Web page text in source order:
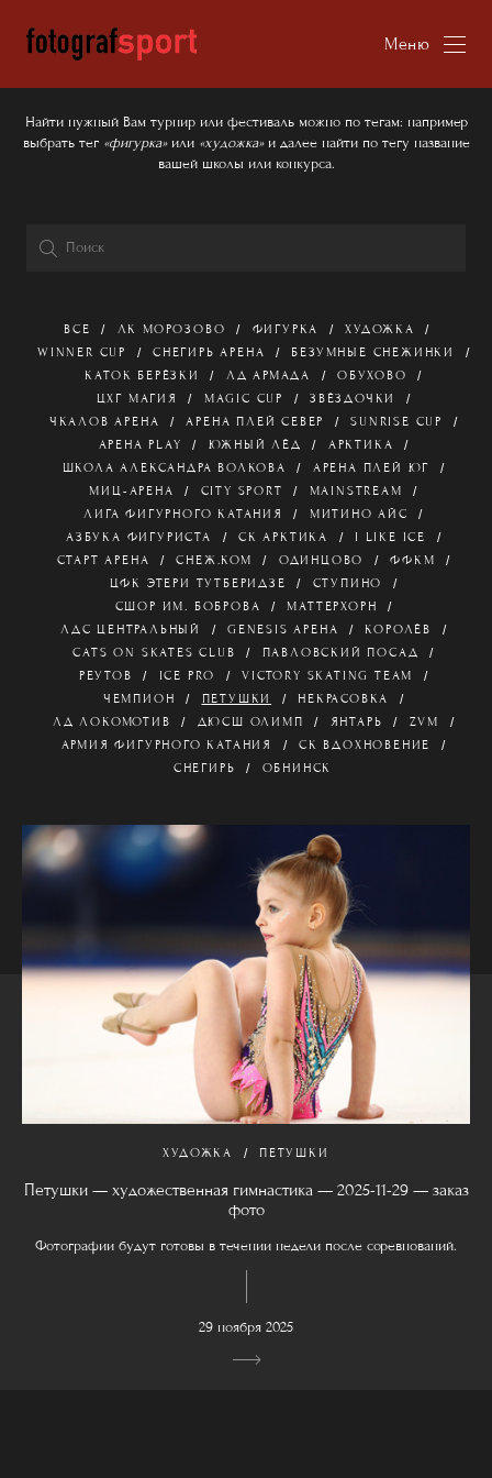
Меню
Найти нужный Вам турнир или фестиваль можно по тегам: например
выбрать тег «фигурка»или «художка»и далее найти по тегу название
вашей школы или конкурса.
ВСЕ ЛК МОРОЗОВО ФИГУРКА
ХУДОЖКА
WINNER CUP
СНЕГИРЬ АРЕНА
БЕЗУМНЫЕ СНЕЖИНКИ
КАТОК БЕРЁЗКИ
ЛД АРМАДА
ОБУХОВО
ЦХГ МАГИЯ
MAGIC CUP
ЗВЁЗДОЧКИ
ЧКАЛОВ АРЕНА
АРЕНА ПЛЕЙ СЕВЕР
SUNRISE CUP
АРЕНА PLAY
ЮЖНЫЙ ЛЁД
АРКТИКА
ШКОЛА АЛЕКСАНДРА ВОЛКОВА
АРЕНА ПЛЕЙ ЮГ
МИЦ-АРЕНА
CITY SPORT
MAINSTREAM
ЛИГА ФИГУРНОГО КАТАНИЯ
МИТИНО АЙС
АЗБУКА ФИГУРИСТА
СК АРКТИКА
I LIKE ICE
СТАРТ АРЕНА
СНЕЖ.КОМ ОДИНЦОВО
ФФКМ
ЦФК ЭТЕРИ ТУТБЕРИДЗЕ
СТУПИНО
СШОР ИМ. БОБРОВА
МАТТЕРХОРН
ЛДС ЦЕНТРАЛЬНЫЙ
GENESIS АРЕНА
КОРОЛЁВ
CATS ON SKATES CLUB
ПАВЛОВСКИЙ ПОСАД
РЕУТОВ
ICE PRO
VICTORY SKATING TEAM
ЧЕМПИОН
ПЕТУШКИ
НЕКРАСОВКА
ЛД ЛОКОМОТИВ
ДЮСШ ОЛИМП ЯНТАРЬ
ZVM
АРМИЯ ФИГУРНОГО КАТАНИЯ
СК ВДОХНОВЕНИЕ
СНЕГИРЬ
ОБНИНСК
ХУДОЖКА ПЕТУШКИ
Петушки — художественная гимнастика — 2025-11-29 — заказ
фото
Фотографии будут готовы в течении недели после соревнований.
29 ноября 2025